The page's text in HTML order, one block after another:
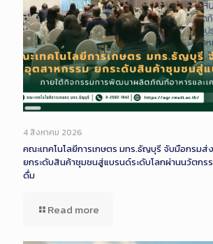
Long
Description
4 สิงหาคม 2026
คณะเทคโนโลยีการเกษตร มทร.ธัญบุรี จับมือกรมส่
ยกระดับสินค้าชุมชนสู่แบรนด์ระดับโลกผ่านนวัตกรร
ดื่ม
Read more